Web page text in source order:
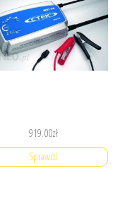
919.00zł
Sprawdź